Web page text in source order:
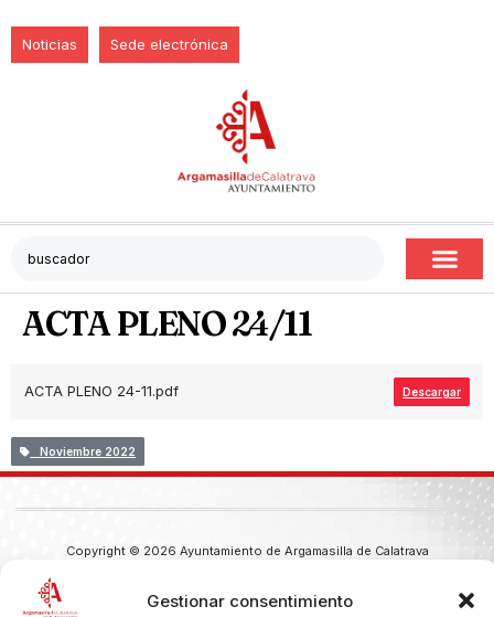
Gestionar consentimiento
Noticias Sede electrónica
ACTA PLENO 24/11
ACTA PLENO 24-11.pdf Descargar
Noviembre 2022
Copyright © 2026 Ayuntamiento de Argamasilla de Calatrava